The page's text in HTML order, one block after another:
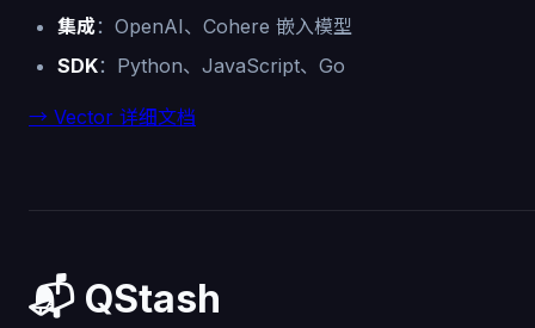
集成：OpenAI、Cohere 嵌入模型
SDK：Python、JavaScript、Go
→ Vector 详细文档
📬 QStash